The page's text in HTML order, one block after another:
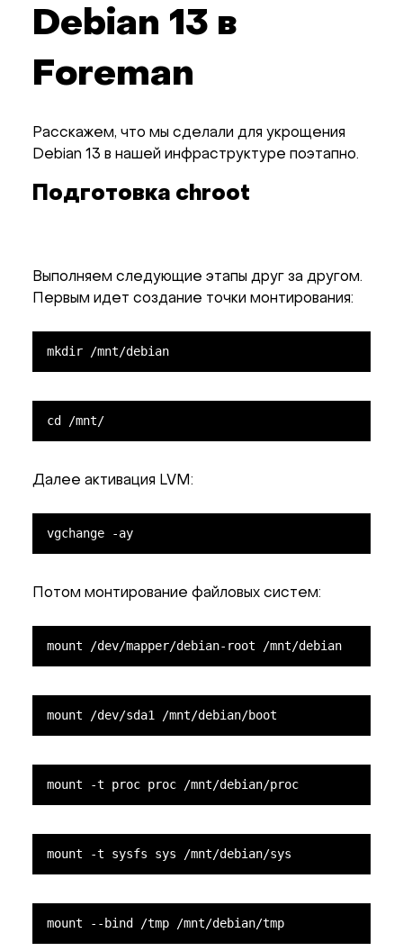
Debian 13 в
Foreman
Расскажем, что мы сделали для укрощения
Debian 13 в нашей инфраструктуре поэтапно.
Подготовка chroot
Выполняем следующие этапы друг за другом.
Первым идет создание точки монтирования:
mkdir /mnt/debian
cd /mnt/
Далее активация LVM:
vgchange -ay
Потом монтирование файловых систем:
mount /dev/mapper/debian-root /mnt/debian
mount /dev/sda1 /mnt/debian/boot
mount -t proc proc /mnt/debian/proc
mount -t sysfs sys /mnt/debian/sys
mount --bind /tmp /mnt/debian/tmp